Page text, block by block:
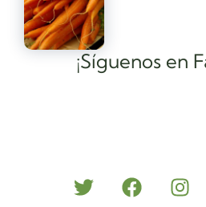
¡Síguenos en